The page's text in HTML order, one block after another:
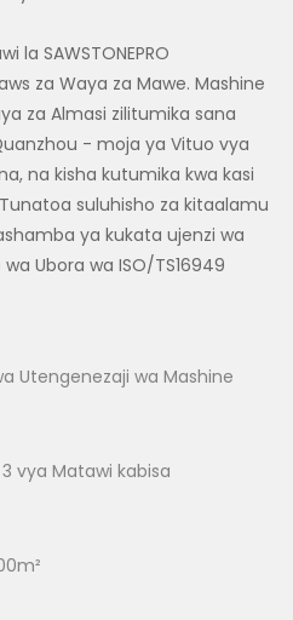
la SAWSTONEPRO
za Waya za Mawe. Mashine
za Almasi zilitumika sana
- moja ya Vituo vya
na kisha kutumika kwa kasi
suluhisho za kitaalamu
ya kukata ujenzi wa
Ubora wa ISO/TS16949
Utengenezaji wa Mashine
vya Matawi kabisa